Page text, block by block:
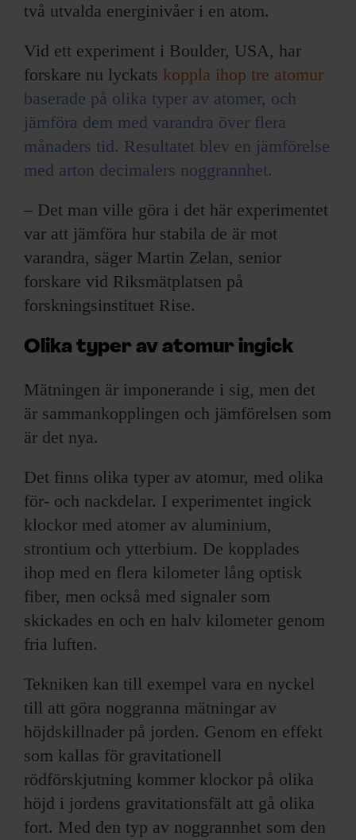
två utvalda energinivåer i en atom.
Vid ett experiment i Boulder, USA, har
forskare nu lyckats koppla ihop tre atomur
baserade på olika typer av atomer, och
jämföra dem med varandra över flera
månaders tid. Resultatet blev en jämförelse
med arton decimalers noggrannhet.
– Det man ville göra i det här experimentet
var att jämföra hur stabila de är mot
varandra, säger Martin Zelan, senior
forskare vid Riksmätplatsen på
forskningsinstituet Rise.
Olika typer av atomur ingick
Mätningen är imponerande i sig, men det
är sammankopplingen och jämförelsen som
är det nya.
Det finns olika typer av atomur, med olika
för- och nackdelar. I experimentet ingick
klockor med atomer av aluminium,
strontium och ytterbium. De kopplades
ihop med en flera kilometer lång optisk
fiber, men också med signaler som
skickades en och en halv kilometer genom
fria luften.
Tekniken kan till exempel vara en nyckel
till att göra noggranna mätningar av
höjdskillnader på jorden. Genom en effekt
som kallas för gravitationell
rödförskjutning kommer klockor på olika
höjd i jordens gravitationsfält att gå olika
fort. Med den typ av noggrannhet som den